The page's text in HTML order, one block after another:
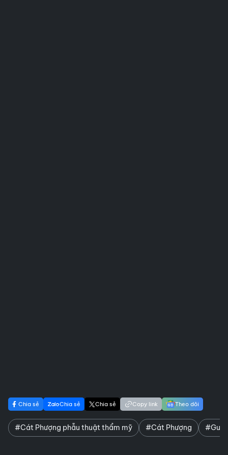
Chia sẻ Chia sẻ Chia sẻ Copy link Theo dõi
#Cát Phượng phẫu thuật thẩm mỹ #Cát Phượng